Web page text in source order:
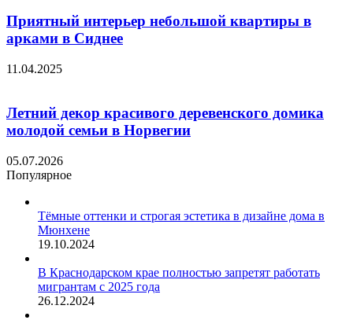
Приятный интерьер небольшой квартиры в
арками в Сиднее
11.04.2025
Летний декор красивого деревенского домика
молодой семьи в Норвегии
05.07.2026
Популярное
Тёмные оттенки и строгая эстетика в дизайне дома в
Мюнхене
19.10.2024
В Краснодарском крае полностью запретят работать
мигрантам с 2025 года
26.12.2024